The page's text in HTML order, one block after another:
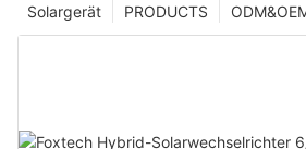
PRODUCTS
Solargerät